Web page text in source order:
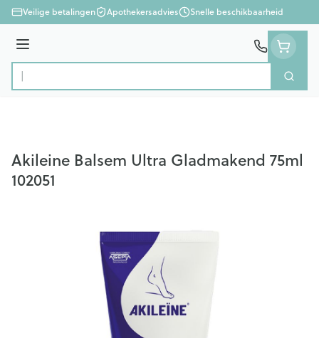
Ga naar de inhoud
Veilige betalingen Apothekersadvies Snelle beschikbaarheid
Menu
Product, merk, categorie... Zoek
Akileine Balsem Ultra Gladmakend 75ml
102051